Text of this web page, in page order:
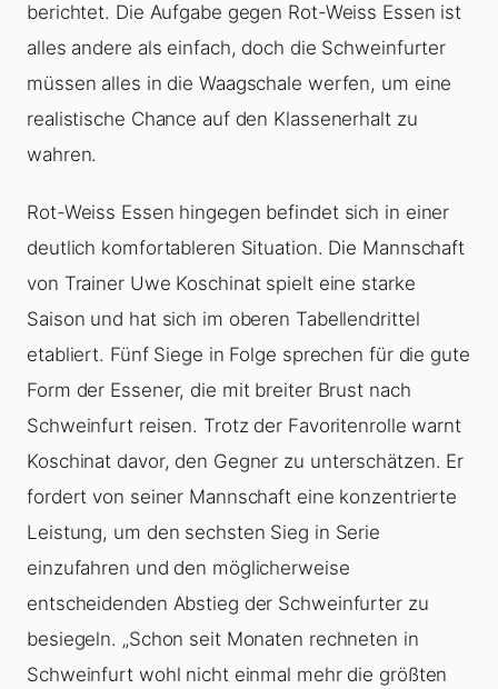
berichtet. Die Aufgabe gegen Rot-Weiss Essen ist
alles andere als einfach, doch die Schweinfurter
müssen alles in die Waagschale werfen, um eine
realistische Chance auf den Klassenerhalt zu
wahren.
Rot-Weiss Essen hingegen befindet sich in einer
deutlich komfortableren Situation. Die Mannschaft
von Trainer Uwe Koschinat spielt eine starke
Saison und hat sich im oberen Tabellendrittel
etabliert. Fünf Siege in Folge sprechen für die gute
Form der Essener, die mit breiter Brust nach
Schweinfurt reisen. Trotz der Favoritenrolle warnt
Koschinat davor, den Gegner zu unterschätzen. Er
fordert von seiner Mannschaft eine konzentrierte
Leistung, um den sechsten Sieg in Serie
einzufahren und den möglicherweise
entscheidenden Abstieg der Schweinfurter zu
besiegeln. „Schon seit Monaten rechneten in
Schweinfurt wohl nicht einmal mehr die größten